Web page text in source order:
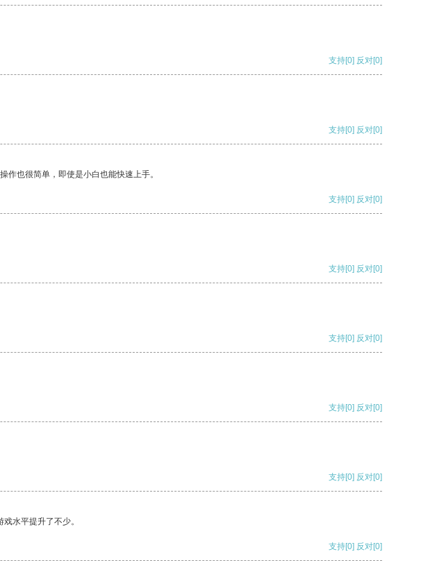
支持[0] 反对[0]
支持[0] 反对[0]
也很简单，即使是小白也能快速上手。
支持[0] 反对[0]
支持[0] 反对[0]
支持[0] 反对[0]
支持[0] 反对[0]
支持[0] 反对[0]
水平提升了不少。
支持[0] 反对[0]